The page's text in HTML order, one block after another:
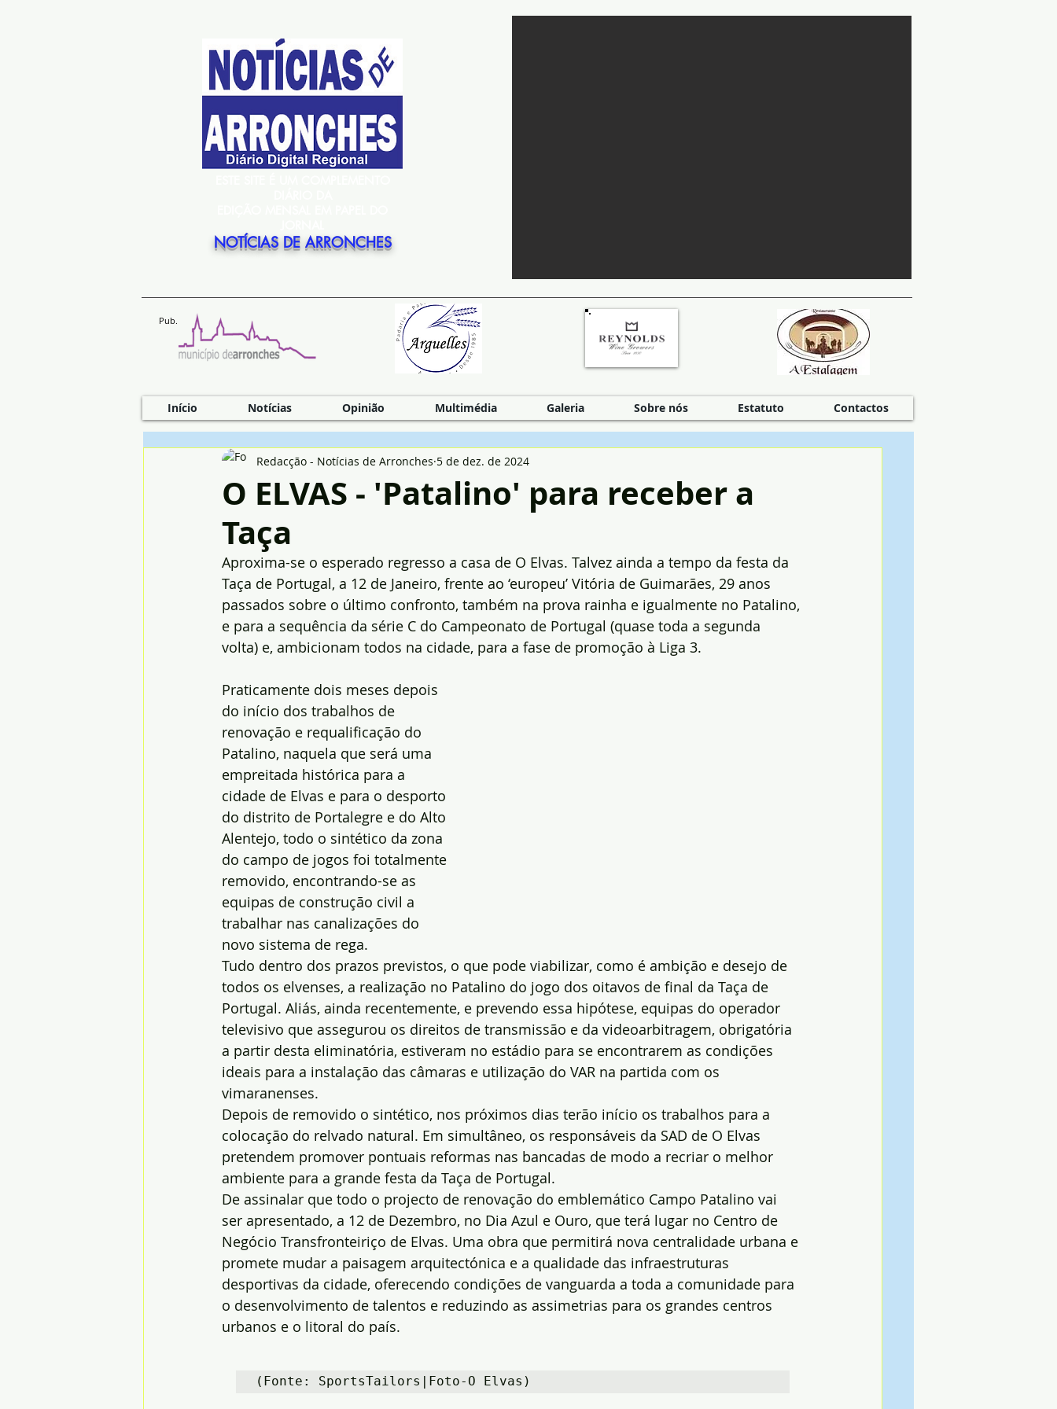
NOTÍCIAS DE ARRONCHES
Pub.
Início Notícias Opinião Multimédia Galeria Sobre nós Estatuto Contactos
O ELVAS - 'Patalino' para receber a
Taça
Redacção - Notícias de Arronches 5 de dez. de 2024
Aproxima-se o esperado regresso a casa de O Elvas. Talvez ainda a tempo da festa da
Taça de Portugal, a 12 de Janeiro, frente ao ‘europeu’ Vitória de Guimarães, 29 anos
passados sobre o último confronto, também na prova rainha e igualmente no Patalino,
e para a sequência da série C do Campeonato de Portugal (quase toda a segunda
volta) e, ambicionam todos na cidade, para a fase de promoção à Liga 3.
Praticamente dois meses depois
do início dos trabalhos de
renovação e requalificação do
Patalino, naquela que será uma
empreitada histórica para a
cidade de Elvas e para o desporto
do distrito de Portalegre e do Alto
Alentejo, todo o sintético da zona
do campo de jogos foi totalmente
removido, encontrando-se as
equipas de construção civil a
trabalhar nas canalizações do
novo sistema de rega.
Tudo dentro dos prazos previstos, o que pode viabilizar, como é ambição e desejo de
todos os elvenses, a realização no Patalino do jogo dos oitavos de final da Taça de
Portugal. Aliás, ainda recentemente, e prevendo essa hipótese, equipas do operador
televisivo que assegurou os direitos de transmissão e da videoarbitragem, obrigatória
a partir desta eliminatória, estiveram no estádio para se encontrarem as condições
ideais para a instalação das câmaras e utilização do VAR na partida com os
vimaranenses.
Depois de removido o sintético, nos próximos dias terão início os trabalhos para a
colocação do relvado natural. Em simultâneo, os responsáveis da SAD de O Elvas
pretendem promover pontuais reformas nas bancadas de modo a recriar o melhor
ambiente para a grande festa da Taça de Portugal.
De assinalar que todo o projecto de renovação do emblemático Campo Patalino vai
ser apresentado, a 12 de Dezembro, no Dia Azul e Ouro, que terá lugar no Centro de
Negócio Transfronteiriço de Elvas. Uma obra que permitirá nova centralidade urbana e
promete mudar a paisagem arquitectónica e a qualidade das infraestruturas
desportivas da cidade, oferecendo condições de vanguarda a toda a comunidade para
o desenvolvimento de talentos e reduzindo as assimetrias para os grandes centros
urbanos e o litoral do país.
(Fonte: SportsTailors|Foto-O Elvas)